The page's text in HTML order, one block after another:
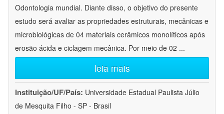
Odontologia mundial. Diante disso, o objetivo do presente
estudo será avaliar as propriedades estruturais, mecânicas e
microbiológicas de 04 materiais cerâmicos monolíticos após
erosão ácida e ciclagem mecânica. Por meio de 02 ...
leia mais
Instituição/UF/País: Universidade Estadual Paulista Júlio
de Mesquita Filho - SP - Brasil